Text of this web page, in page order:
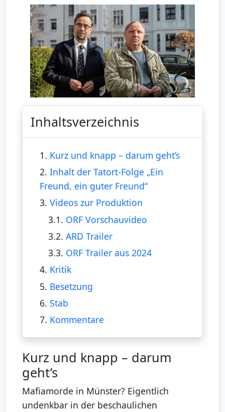
Inhaltsverzeichnis
1. Kurz und knapp – darum geht’s
2. Inhalt der Tatort-Folge „Ein
Freund, ein guter Freund“
3. Videos zur Produktion
3.1. ORF Vorschauvideo
3.2.ARD Trailer
3.3. ORF Trailer aus 2024
4. Kritik
5. Besetzung
6. Stab
7. Kommentare
Kurz und knapp – darum
geht’s
Mafiamorde in Münster? Eigentlich
undenkbar in der beschaulichen